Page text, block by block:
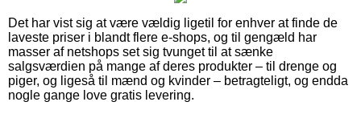
Det har vist sig at være vældig ligetil for enhver at finde de
laveste priser i blandt flere e-shops, og til gengæld har
masser af netshops set sig tvunget til at sænke
salgsværdien på mange af deres produkter – til drenge og
piger, og ligeså til mænd og kvinder – betragteligt, og endda
nogle gange love gratis levering.